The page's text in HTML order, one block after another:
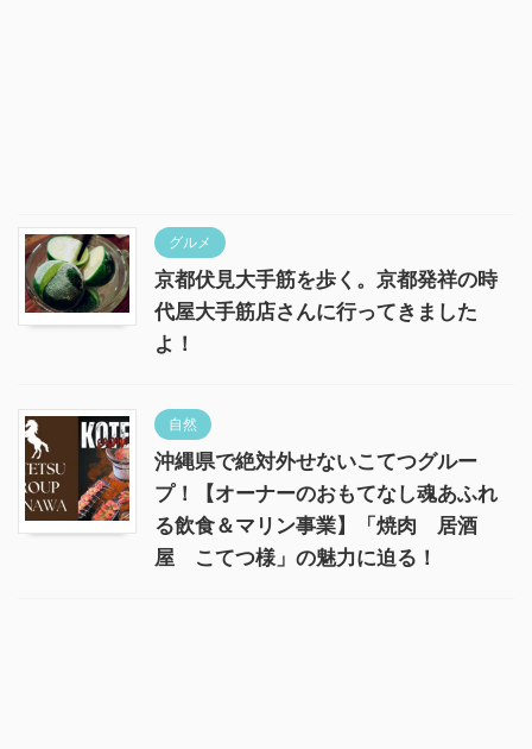
グルメ
京都伏見大手筋を歩く。京都発祥の時
代屋大手筋店さんに行ってきました
よ！
自然
沖縄県で絶対外せないこてつグルー
プ！【オーナーのおもてなし魂あふれ
る飲食＆マリン事業】「焼肉 居酒
屋 こてつ様」の魅力に迫る！